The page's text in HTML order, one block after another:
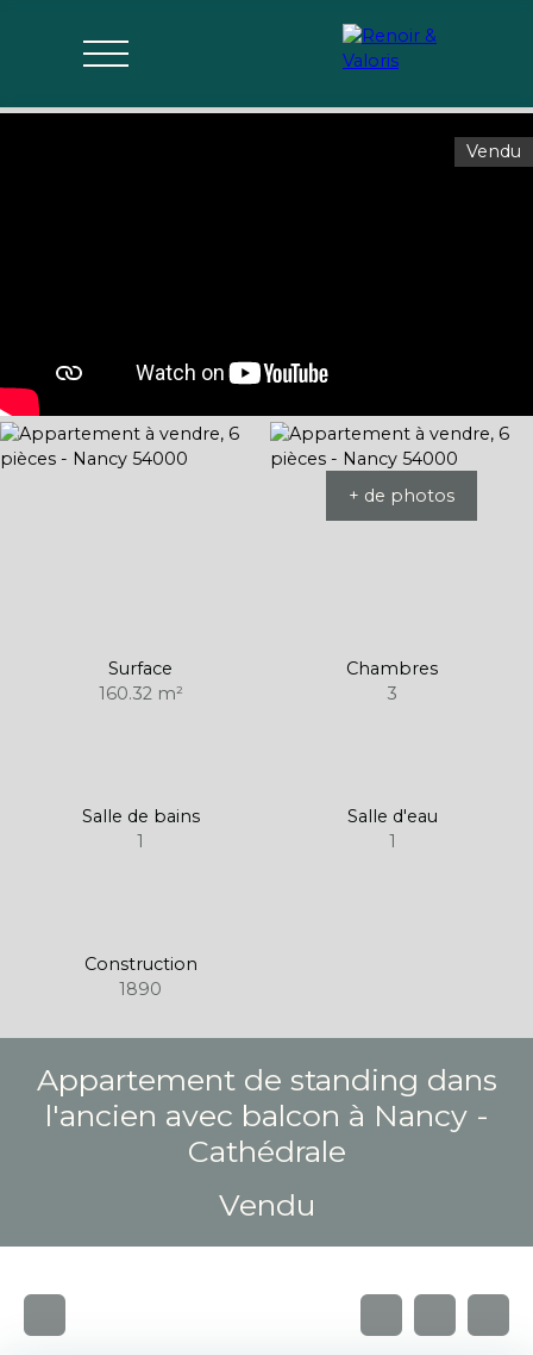
Vendu
+ de photos
Surface
160.32 m²
Chambres
3
Salle de bains
1
Salle d'eau
1
Construction
1890
Appartement de standing dans
l'ancien avec balcon à Nancy -
Cathédrale
Vendu